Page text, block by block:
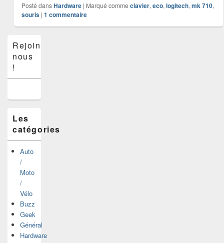
Posté dans Hardware | Marqué comme clavier, eco, logitech, mk 710,
souris | 1 commentaire
principale
de
widget
latérale
Rejoins-
nous
!
Les
catégories
Auto
/
Moto
/
Vélo
Buzz
Geek
Général
Hardware